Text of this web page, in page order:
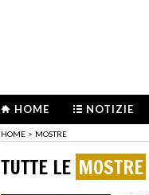
HOME NOTIZIE
HOME > MOSTRE
TUTTE LE MOSTRE